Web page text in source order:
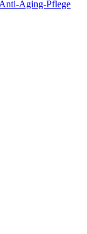
Aging-Pflege